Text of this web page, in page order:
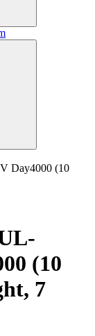
Day4000 (10
(10
7